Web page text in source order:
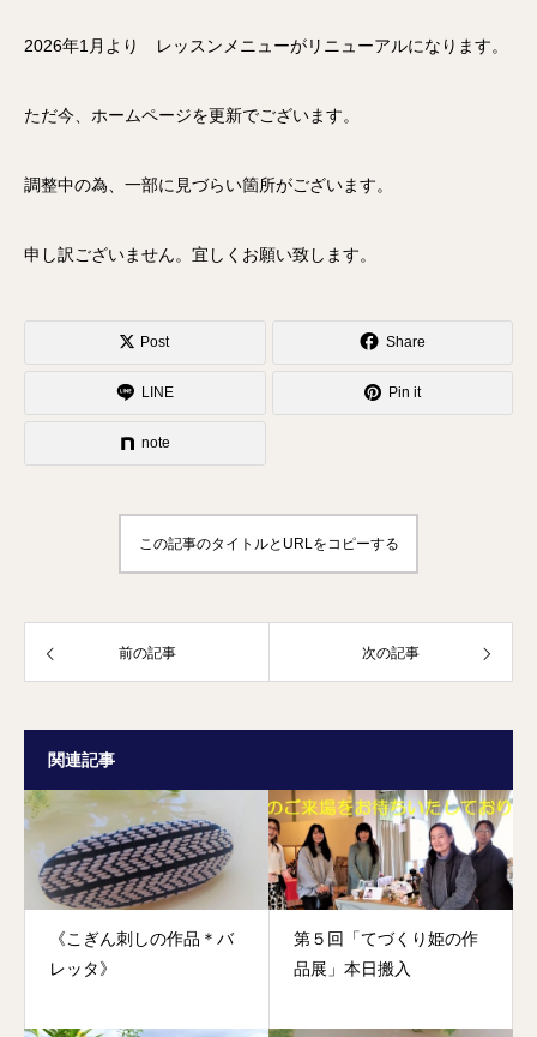
2026年1月より レッスンメニューがリニューアルになります。
ただ今、ホームページを更新でございます。
調整中の為、一部に見づらい箇所がございます。
申し訳ございません。宜しくお願い致します。
Post Share
LINE Pin it
note
この記事のタイトルとURLをコピーする
前の記事 次の記事
関連記事
《こぎん刺しの作品＊バ
レッタ》
第５回「てづくり姫の作
品展」本日搬入